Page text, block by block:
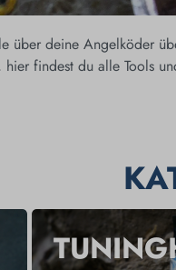
über deine Angelköder
findest du alle Tools